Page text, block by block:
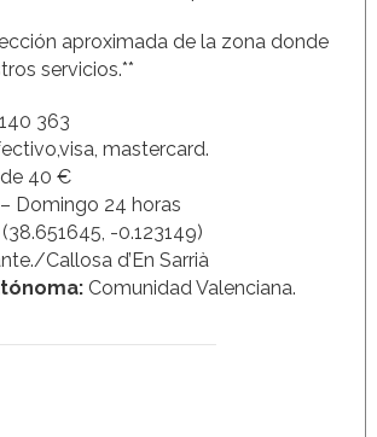
aproximada de la zona donde
servicios.**
363
mastercard.
40 €
Domingo 24 horas
-0.123149)
Callosa d’En Sarrià
Comunidad Valenciana.